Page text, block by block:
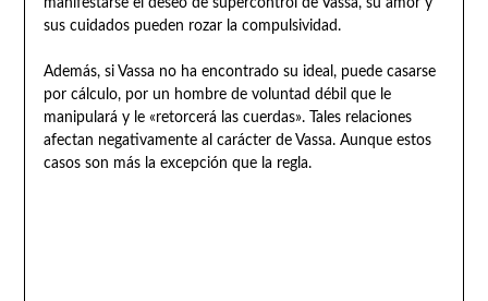
manifestarse el deseo de supercontrol de Vassa, su amor y
sus cuidados pueden rozar la compulsividad.
Además, si Vassa no ha encontrado su ideal, puede casarse
por cálculo, por un hombre de voluntad débil que le
manipulará y le «retorcerá las cuerdas». Tales relaciones
afectan negativamente al carácter de Vassa. Aunque estos
casos son más la excepción que la regla.